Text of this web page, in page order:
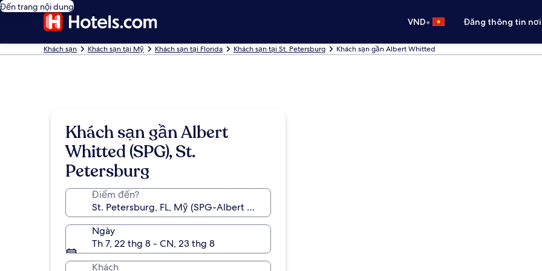
Đến trang nội dung
VND• Đăng thông tin
Khách sạn Khách sạn tại Mỹ Khách sạn tại Florida Khách sạn tại St. Petersburg Khách sạn gần Albert Whitted
Khách sạn gần Albert
Whitted (SPG), St.
Petersburg
Điểm đến?
Ngày
Th 7, 22 thg 8 - CN, 23 thg 8
Khách